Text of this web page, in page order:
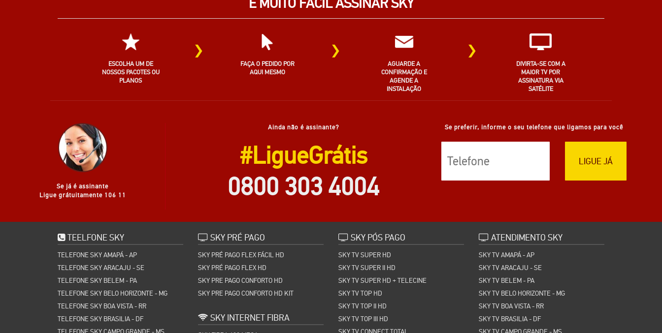
É MUITO FÁCIL ASSINAR SKY
ESCOLHA UM DE
NOSSOS PACOTES OU
PLANOS
›
FAÇA O PEDIDO POR
AQUI MESMO
›
AGUARDE A
CONFIRMAÇÃO E
AGENDE A
INSTALAÇÃO
›
DIVIRTA-SE COM A
MAIOR TV POR
ASSINATURA VIA
SATÉLITE
Se já é assinante
Ligue grátuitamente 106 11
Ainda não é assinante?
#LigueGrátis
0800 303 4004
Se preferir, informe o seu telefone que ligamos para você
LIGUE JÁ
TEELFONE SKY
TELEFONE SKY AMAPÁ - AP
TELEFONE SKY ARACAJU - SE
TELEFONE SKY BELEM - PA
TELEFONE SKY BELO HORIZONTE - MG
TELEFONE SKY BOA VISTA - RR
TELEFONE SKY BRASILIA - DF
SKY PRÉ PAGO
SKY PRÉ PAGO FLEX FÁCIL HD
SKY PRÉ PAGO FLEX HD
SKY PRE PAGO CONFORTO HD
SKY PRE PAGO CONFORTO HD KIT
SKY INTERNET FIBRA
SKY PÓS PAGO
SKY TV SUPER HD
SKY TV SUPER II HD
SKY TV SUPER HD + TELECINE
SKY TV TOP HD
SKY TV TOP II HD
SKY TV TOP III HD
ATENDIMENTO SKY
SKY TV AMAPÁ - AP
SKY TV ARACAJU - SE
SKY TV BELEM - PA
SKY TV BELO HORIZONTE - MG
SKY TV BOA VISTA - RR
SKY TV BRASILIA - DF